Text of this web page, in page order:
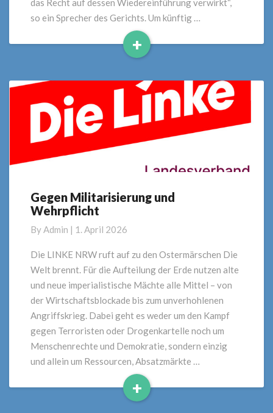
das Recht auf dessen Wiedereinführung verwirkt“,
so ein Sprecher des Gerichts. Um künftig …
+
Read
Gegen
Militarisierung
Wehrpflicht
Gegen Militarisierung und
Wehrpflicht
ByAdmin | 1. April 2026
Die LINKE NRW ruft auf zu den Ostermärschen Die
Welt brennt. Für die Aufteilung der Erde nutzen alte
und neue imperialistische Mächte alle Mittel – von
der Wirtschaftsblockade bis zum unverhohlenen
Angriffskrieg. Dabei geht es weder um den Kampf
gegen Terroristen oder Drogenkartelle noch um
Menschenrechte und Demokratie, sondern einzig
und allein um Ressourcen, Absatzmärkte …
+
Read